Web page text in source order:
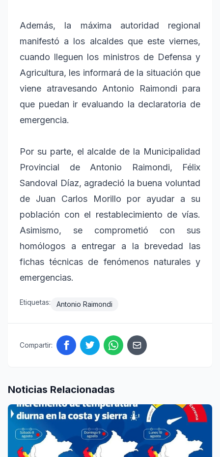
Además, la máxima autoridad regional
manifestó a los alcaldes que este viernes,
cuando lleguen los ministros de Defensa y
Agricultura, les informará de la situación que
viene atravesando Antonio Raimondi para
que puedan ir evaluando la declaratoria de
emergencia.
Por su parte, el alcalde de la Municipalidad
Provincial de Antonio Raimondi, Félix
Sandoval Díaz, agradeció la buena voluntad
de Juan Carlos Morillo por ayudar a su
población con el restablecimiento de vías.
Asimismo, se comprometió con sus
homólogos a entregar a la brevedad las
fichas técnicas de fenómenos naturales y
emergencias.
Etiquetas: Antonio Raimondi
Compartir:
Noticias Relacionadas